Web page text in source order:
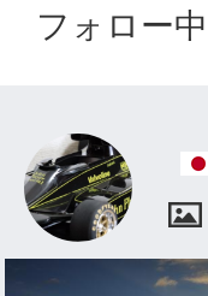
フォロー中